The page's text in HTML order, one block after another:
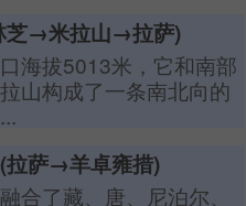
芝→米拉山→拉萨)
海拔5013米，它和南部
山构成了一条南北向的
拉萨→羊卓雍措)
合了藏、唐、尼泊尔、